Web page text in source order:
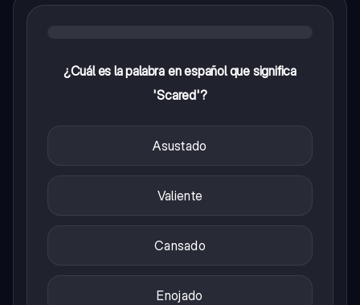
¿Cuál es la palabra en español que significa
'Scared'?
Asustado
Valiente
Cansado
Enojado